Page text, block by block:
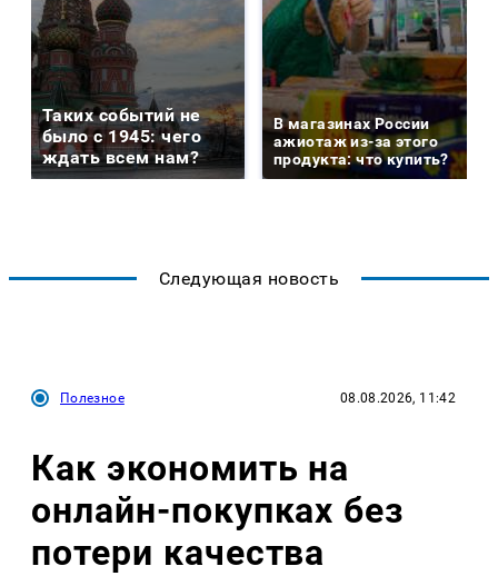
Таких событий не
было с 1945: чего
ждать всем нам?
В магазинах России
ажиотаж из-за этого
продукта: что купить?
Следующая новость
Полезное 08.08.2026, 11:42
Как экономить на
онлайн-покупках без
потери качества